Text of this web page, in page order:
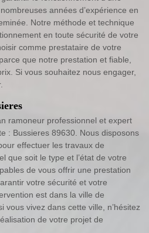
années d’expérience en
Notre méthode et technique
en toute sécurité de votre
comme prestataire de votre
que notre prestation et fiable,
Si vous souhaitez nous engager,
ramoneur professionnel et expert
: Bussieres 89630. Nous disposons
effectuer les travaux de
que soit le type et l’état de votre
de vous offrir une prestation
votre sécurité et votre
est dans la ville de
vous vivez dans cette ville, n’hésitez
de votre projet de